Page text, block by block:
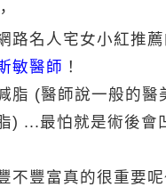
路名人宅女小紅推
敏醫師 ！
脂 (醫師說一般的醫
) ...最怕就是術後會
不豐富真的很重要